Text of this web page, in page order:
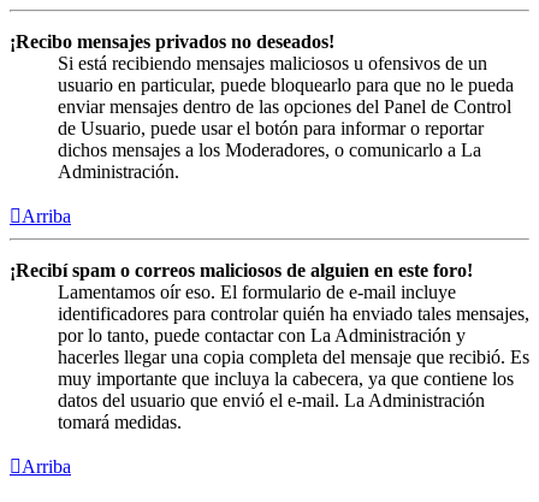
¡Recibo mensajes privados no deseados!
Si está recibiendo mensajes maliciosos u ofensivos de un
usuario en particular, puede bloquearlo para que no le pueda
enviar mensajes dentro de las opciones del Panel de Control
de Usuario, puede usar el botón para informar o reportar
dichos mensajes a los Moderadores, o comunicarlo a La
Administración.
Arriba
¡Recibí spam o correos maliciosos de alguien en este foro!
Lamentamos oír eso. El formulario de e-mail incluye
identificadores para controlar quién ha enviado tales mensajes,
por lo tanto, puede contactar con La Administración y
hacerles llegar una copia completa del mensaje que recibió. Es
muy importante que incluya la cabecera, ya que contiene los
datos del usuario que envió el e-mail. La Administración
tomará medidas.
Arriba